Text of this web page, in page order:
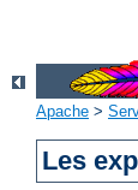
Apache >
Les